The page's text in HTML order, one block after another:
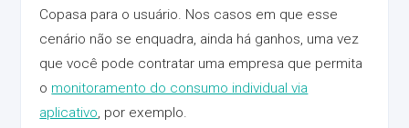
Copasa para o usuário. Nos casos em que esse
cenário não se enquadra, ainda há ganhos, uma vez
que você pode contratar uma empresa que permita
o monitoramento do consumo individual via
aplicativo, por exemplo.